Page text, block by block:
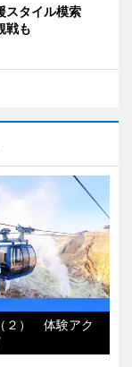
スタイル模索
戦も
２） 体験アク